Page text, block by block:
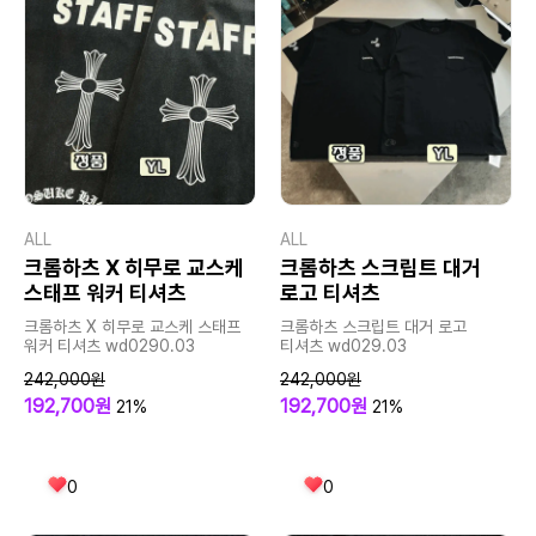
ALL
크롬하츠 X 히무로 교스케
스태프 워커 티셔츠
크롬하츠 X 히무로 교스케 스태프
워커 티셔츠 wd0290.03
242,000원
192,700원 21%
0
ALL
크롬하츠 스크립트 대거
로고 티셔츠
크롬하츠 스크립트 대거 로고
티셔츠 wd029.03
242,000원
192,700원 21%
0